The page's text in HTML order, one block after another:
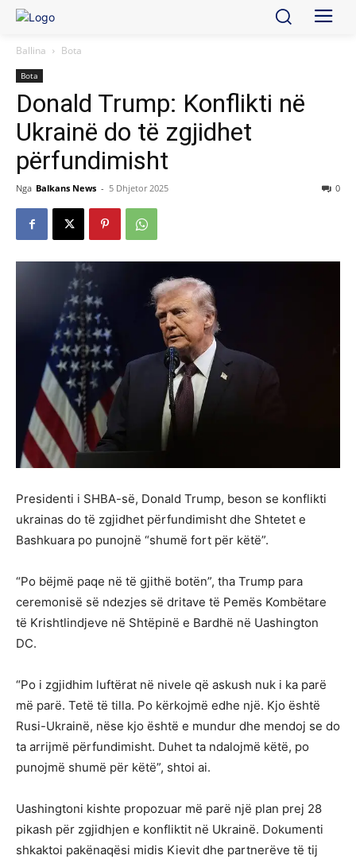
Ballina Bota
Bota
Donald Trump: Konflikti në
Ukrainë do të zgjidhet
përfundimisht
Nga Balkans News - 5 Dhjetor 2025 0
Presidenti i SHBA-së, Donald Trump, beson se konflikti
ukrainas do të zgjidhet përfundimisht dhe Shtetet e
Bashkuara po punojnë “shumë fort për këtë”.
“Po bëjmë paqe në të gjithë botën”, tha Trump para
ceremonisë së ndezjes së dritave të Pemës Kombëtare
të Krishtlindjeve në Shtëpinë e Bardhë në Uashington
DC.
“Po i zgjidhim luftërat në nivele që askush nuk i ka parë
më parë. Tetë të tilla. Po kërkojmë edhe një. Kjo është
Rusi-Ukrainë, nëse kjo është e mundur dhe mendoj se do
ta arrijmë përfundimisht. Duhet ta ndalojmë këtë, po
punojmë shumë për këtë”, shtoi ai.
Uashingtoni kishte propozuar më parë një plan prej 28
pikash për zgjidhjen e konfliktit në Ukrainë. Dokumenti
shkaktoi pakënaqësi midis Kievit dhe partnerëve të tij